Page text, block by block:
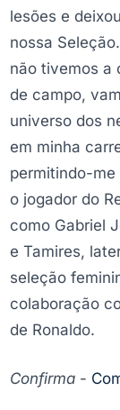
lesões e
nossa
não tivemos a
de campo,
universo dos
em minha
permitindo-
o jogador do
como Gabriel
e Tamires,
seleção
colaboração
de Ronaldo.
Confirma -